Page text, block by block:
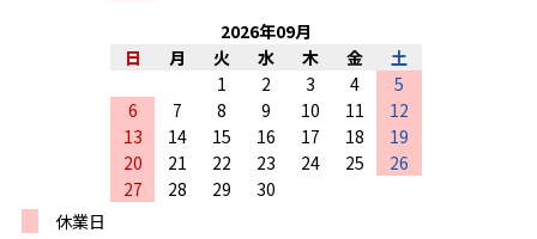
2026年09月
日
月 火 水 木 金
土
1
2 3 4
5
6
7 8 9 10 11
12
13
14 15 16 17 18
19
20
21 22 23 24 25
26
27
28 29
30
休業日